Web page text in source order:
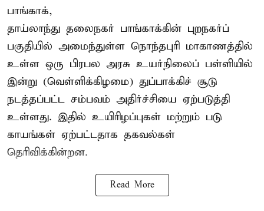
பாங்காக்,
தாய்லாந்து தலைநகர் பாங்காக்கின் புறநகர்ப்
பகுதியில் அமைந்துள்ள நொந்தபுரி மாகாணத்தில்
உள்ள ஒரு பிரபல அரசு உயர்நிலைப் பள்ளியில்
இன்று (வெள்ளிக்கிழமை) துப்பாக்கிச் சூடு
நடத்தப்பட்ட சம்பவம் அதிர்ச்சியை ஏற்படுத்தி
உள்ளது. இதில் உயிரிழப்புகள் மற்றும் படு
காயங்கள் ஏற்பட்டதாக தகவல்கள்
தெரிவிக்கின்றன.
Read More